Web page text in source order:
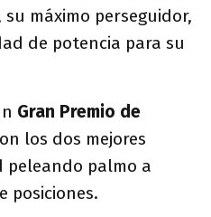
máximo perseguidor,
de potencia para su
Gran Premio de
los dos mejores
palmo a
posiciones.